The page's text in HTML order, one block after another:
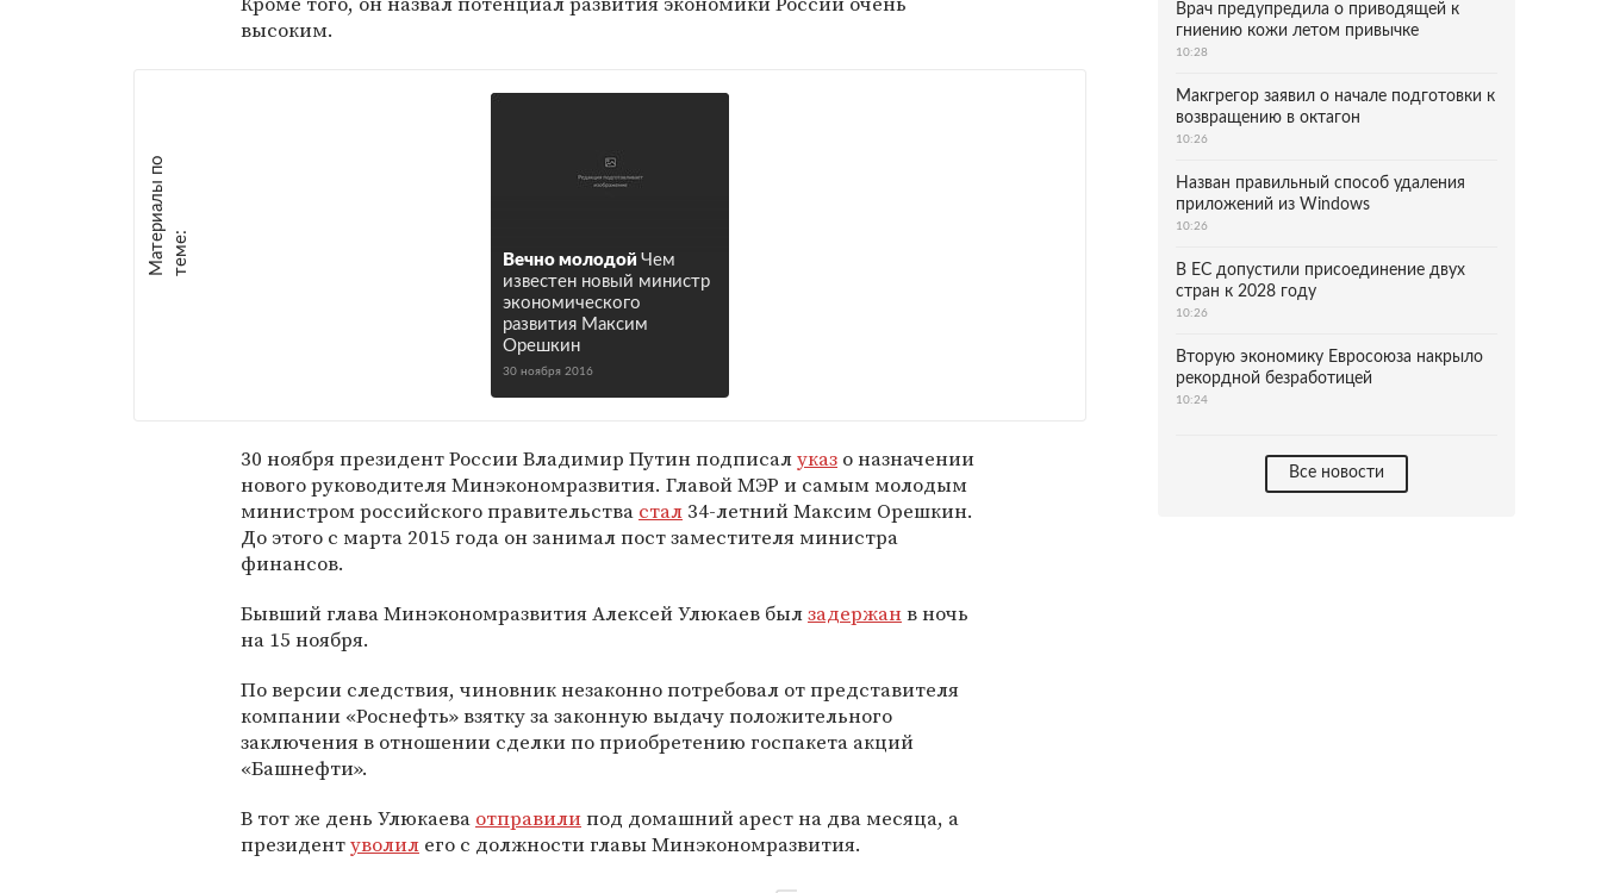
высоким.
М
а
т е
р
и
а
л
ы
п
о
т
е
м
е : Вечно молодой Чем
известен новый министр
экономического
развития Максим
Орешкин
30 ноября 2016
30 ноября президент России Владимир Путин подписалуказ о назначении
нового руководителя Минэкономразвития. Главой МЭР и самым молодым
министром российского правительства стал 34-летний Максим Орешкин.
До этого с марта 2015 года он занимал пост заместителя министра
финансов.
Бывший глава Минэкономразвития Алексей Улюкаев былзадержанв ночь
на 15 ноября.
По версии следствия, чиновник незаконно потребовал от представителя
компании «Роснефть» взятку за законную выдачу положительного
заключения в отношении сделки по приобретению госпакета акций
«Башнефти».
В тот же день Улюкаева отправилипод домашний арест на два месяца, а
президентуволил его с должности главы Минэкономразвития.
Врач предупредила о приводящей к
гниению кожи летом привычке
10:28
Макгрегор заявил о начале подготовки к
возвращению в октагон
10:26
Назван правильный способ удаления
приложений из Windows
10:26
В ЕС допустили присоединение двух
стран к 2028 году
10:26
Вторую экономику Евросоюза накрыло
рекордной безработицей
10:24
Все новости